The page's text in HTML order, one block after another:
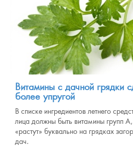
Витамины с дачной грядки
более упругой
В списке ингредиентов летнего
лица должны быть витамины групп
«растут» буквально на грядках
дач.